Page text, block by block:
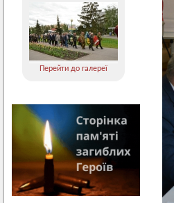
Перейти до галереї